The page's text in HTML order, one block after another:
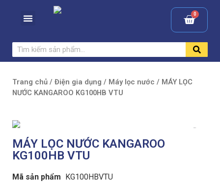
Trang chủ / Điện gia dụng / Máy lọc nước / MÁY LỌC
NƯỚC KANGAROO KG100HB VTU
MÁY LỌC NƯỚC KANGAROO
KG100HB VTU
Mã sản phẩm KG100HBVTU